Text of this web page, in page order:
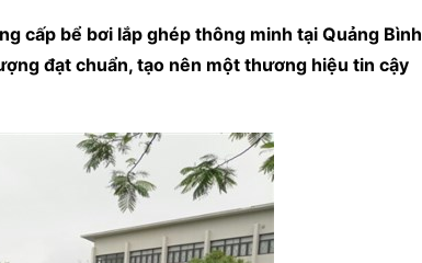
cấp bể bơi lắp ghép thông minh tại Quảng Bình
đạt chuẩn, tạo nên một thương hiệu tin cậy